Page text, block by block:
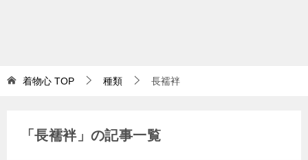
着物心 TOP 種類 長襦袢
「長襦袢」の記事一覧